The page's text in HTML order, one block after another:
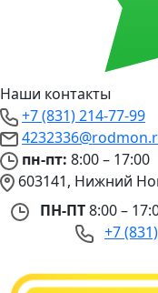
Наши контакты
+7 (831) 214-77-99
пн-пт: 8:00 – 17:00
603141, Нижний
ПН-ПТ8:00 –
+7